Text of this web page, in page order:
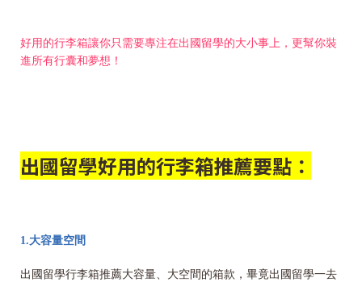
好用的行李箱讓你只需要專注在出國留學的大小事上，更幫你裝
進所有行囊和夢想！
出國留學好用的行李箱推薦要點：
1.大容量空間
出國留學行李箱推薦大容量、大空間的箱款，畢竟出國留學一去